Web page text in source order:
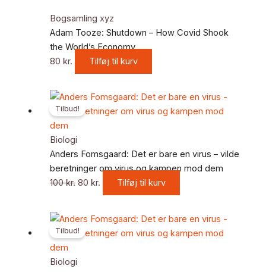
Bogsamling xyz
Adam Tooze: Shutdown – How Covid Shook
the World’s Economy
80 kr. Tilføj til kurv
Tilbud!
Biologi
Anders Fomsgaard: Det er bare en virus – vilde
beretninger om virus og kampen mod dem
100kr.
Den
oprindelige
100 kr..
80 kr.
Den
aktuelle
80 kr..
Tilføj til kurv
Tilbud!
Biologi
Den
oprindelige
Den
aktuelle